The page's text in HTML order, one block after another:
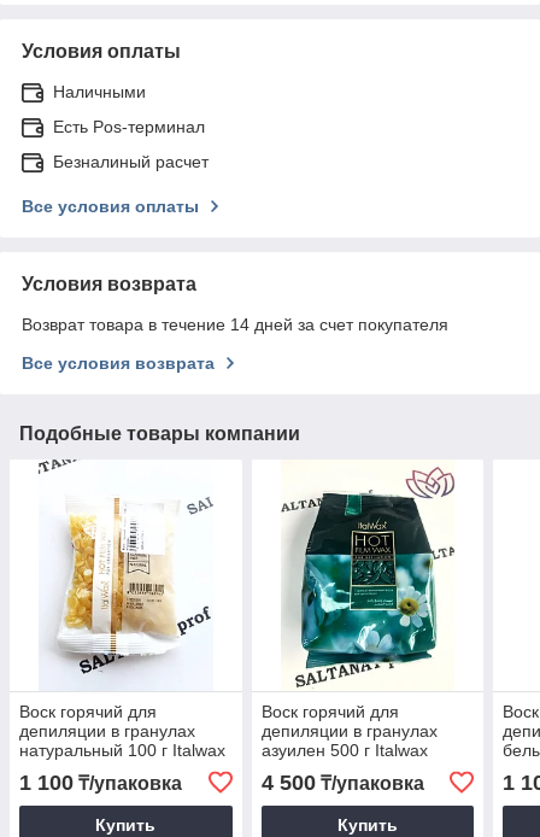
Условия оплаты
Наличными
Есть Pos-терминал
Безналиный расчет
Все условия оплаты
Условия возврата
Возврат товара в течение 14 дней за счет покупателя
Все условия возврата
Подобные товары компании
Воск горячий для
депиляции в гранулах
натуральный 100 г Italwax
1 100 ₸/упаковка
Купить
Воск горячий для
депиляции в гранулах
азуилен 500 г Italwax
4 500₸/упаковка
Купить
1